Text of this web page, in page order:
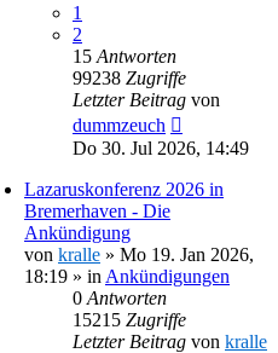
1
2
15 Antworten
99238 Zugriffe
Letzter Beitrag von
dummzeuch
Do 30. Jul 2026, 14:49
Lazaruskonferenz 2026 in
Bremerhaven - Die
Ankündigung
von kralle » Mo 19. Jan 2026,
18:19 » in Ankündigungen
0 Antworten
15215 Zugriffe
Letzter Beitrag von kralle